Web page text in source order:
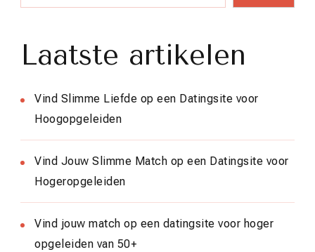
Laatste artikelen
Vind Slimme Liefde op een Datingsite voor
Hoogopgeleiden
Vind Jouw Slimme Match op een Datingsite voor
Hogeropgeleiden
Vind jouw match op een datingsite voor hoger
opgeleiden van 50+